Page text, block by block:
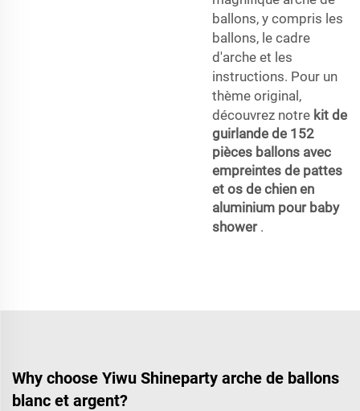
ballons, y compris les
ballons, le cadre
d'arche et les
instructions. Pour un
thème original,
découvrez notre kit de
guirlande de 152
pièces ballons avec
empreintes de pattes
et os de chien en
aluminium pour baby
shower .
Why choose Yiwu Shineparty arche de ballons
blanc et argent?